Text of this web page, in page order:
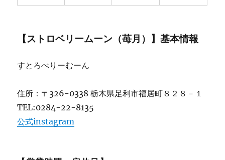
の
ク
【ストロベリームーン（苺月）】基本情報
すとろべりーむーん
住所：〒326-0338 栃木県足利市福居町８２８－１
TEL:0284-22-8135
公式instagram